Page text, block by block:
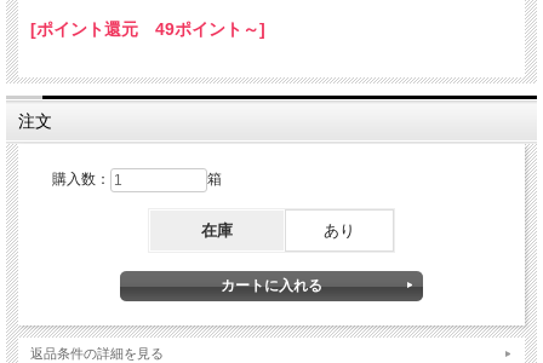
[ポイント還元 49ポイント～]
注文
購入数： 箱
在庫 あり
返品条件の詳細を見る